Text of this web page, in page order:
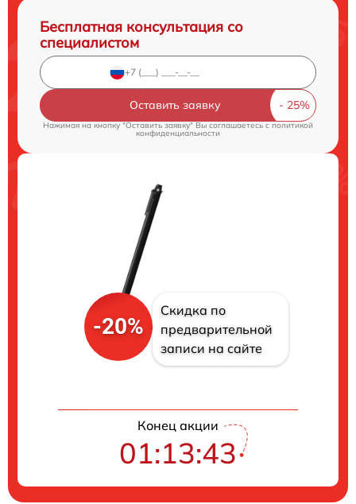
Бесплатная консультация со
специалистом
Оставить заявку
Нажимая на кнопку "Оставить заявку" Вы соглашаетесь cполитикой
конфиденциальности
-20%
Скидка по
предварительной
записи на сайте
Конец акции
01:13:42